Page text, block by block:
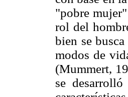
"pobre mujer"
rol del
bien se
modos de
(Mummert,
se